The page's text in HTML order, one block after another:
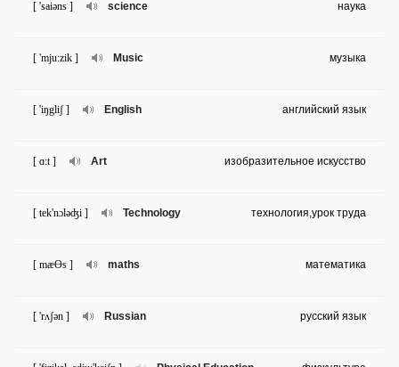
science
[ 'saiəns ] наука
Music
[ 'mju:zik ] музыка
English
[ 'iŋgliʃ ] английский язык
Art
[ ɑ:t ] изобразительное искусство
Technology
[ tek'nɔləʤi ] технология,урок труда
maths
[ mæƟs ] математика
Russian
[ 'rʌʃən ] русский язык